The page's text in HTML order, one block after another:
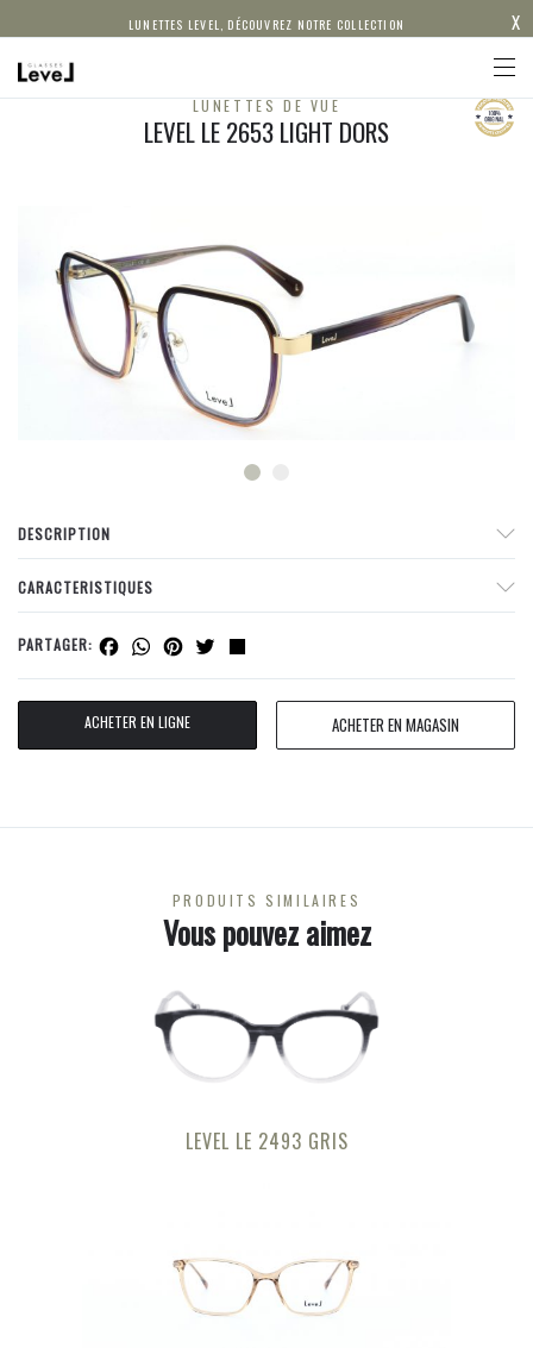
LUNETTES LEVEL, DÉCOUVREZ NOTRE COLLECTION X
LUNETTES DE VUE
LEVEL LE 2653 LIGHT DORS
DESCRIPTION
CARACTERISTIQUES
PARTAGER: Facebook
WhatsApp
Pinterest
Twitter
ACHETER EN LIGNE ACHETER EN MAGASIN
PRODUITS SIMILAIRES
Vous pouvez aimez
LEVEL LE 2493 GRIS